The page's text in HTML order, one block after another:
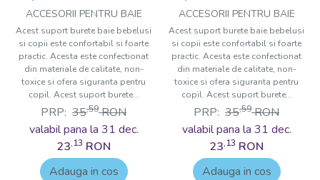
Albastru Drool
ACCESORII PENTRU BAIE
Acest suport burete baie bebelusi
si copii este confortabil si foarte
practic. Acesta este confectionat
din materiale de calitate, non-
toxice si ofera siguranta pentru
copil. Acest suport burete...
PRP: 35,59 RON
valabil pana la 31 dec.
23,13 RON
Adauga in cos
Yellow
ACCESORII PENTRU BAIE
Acest suport burete baie bebelusi
si copii este confortabil si foarte
practic. Acesta este confectionat
din materiale de calitate, non-
toxice si ofera siguranta pentru
copil. Acest suport burete...
PRP: 35,59 RON
valabil pana la 31 dec.
23,13 RON
Adauga in cos